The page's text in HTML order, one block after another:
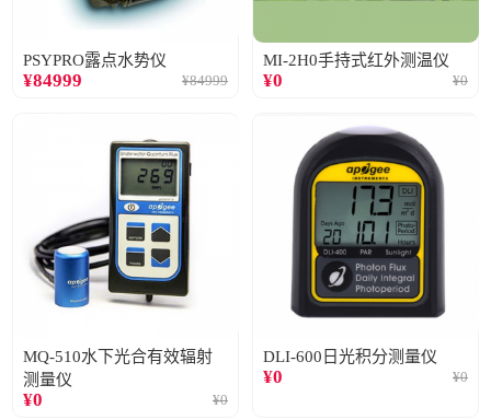
PSYPRO露点水势仪
¥84999 ¥84999
MI-2H0手持式红外测温仪
¥0 ¥0
MQ-510水下光合有效辐射
测量仪
¥0 ¥0
DLI-600日光积分测量仪
¥0 ¥0